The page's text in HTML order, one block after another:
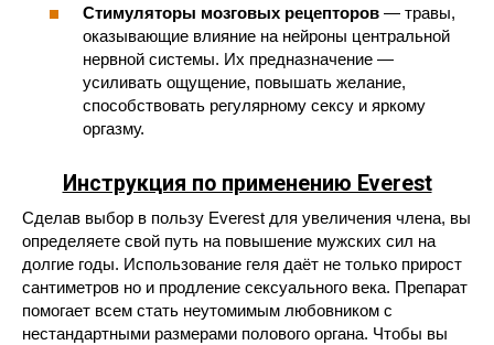
Стимуляторы мозговых рецепторов — травы,
оказывающие влияние на нейроны центральной
нервной системы. Их предназначение —
усиливать ощущение, повышать желание,
способствовать регулярному сексу и яркому
оргазму.
Инструкция по применению Everest
Сделав выбор в пользу Everest для увеличения члена, вы
определяете свой путь на повышение мужских сил на
долгие годы. Использование геля даёт не только прирост
сантиметров но и продление сексуального века. Препарат
помогает всем стать неутомимым любовником с
нестандартными размерами полового органа. Чтобы вы